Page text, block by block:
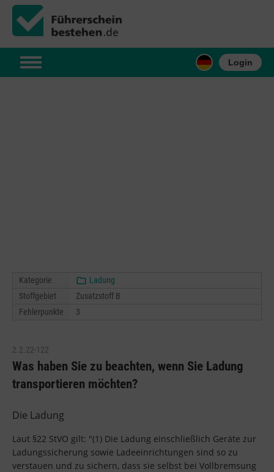
Login
Kategorie
Ladung
Stoffgebiet
Zusatzstoff B
Fehlerpunkte
3
2.2.22-122
Was haben Sie zu beachten, wenn Sie Ladung
transportieren möchten?
Die Ladung
Laut §22 StVO gilt: "(1) Die Ladung einschließlich Geräte zur
Ladungssicherung sowie Ladeeinrichtungen sind so zu
verstauen und zu sichern, dass sie selbst bei Vollbremsung